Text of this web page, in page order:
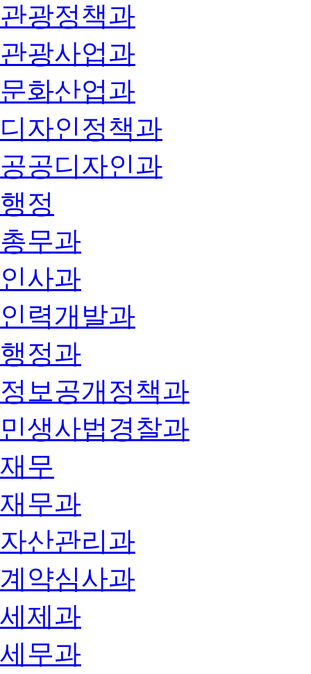
관광정책과
관광사업과
문화산업과
디자인정책과
공공디자인과
행정
총무과
인사과
인력개발과
행정과
정보공개정책과
민생사법경찰과
재무
재무과
자산관리과
계약심사과
세제과
세무과